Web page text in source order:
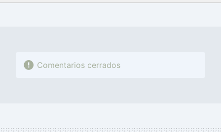
FACEBOOK
TWITTERFLIPBOARD
E-
WHATSAPP
Comentarios cerrados